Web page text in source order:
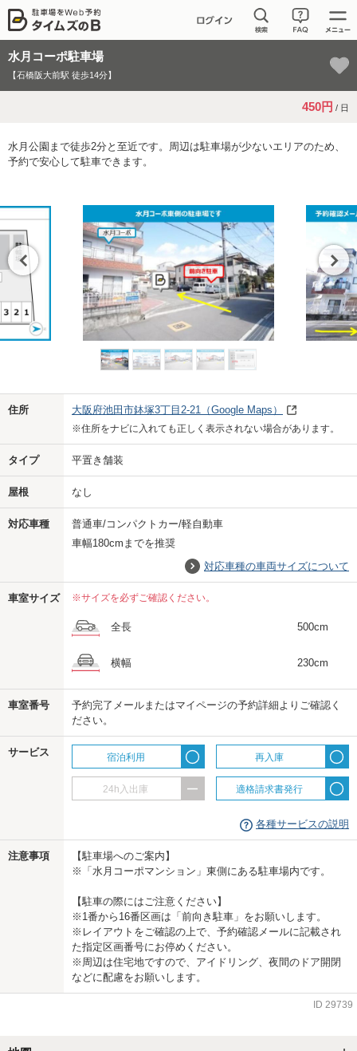
水月コーポ駐車場
【石橋阪大前駅 徒歩14分】
450円 / 日
水月公園まで徒歩2分と至近です。周辺は駐車場が少ないエリアのため、
予約で安心して駐車できます。
Previo
住所 大阪府池田市鉢塚3丁目2-21 （Google Maps）
※住所をナビに入れても正しく表示されない場合があります。
タイプ 平置き舗装
屋根 なし
対応車種
普通車/コンパクトカー/軽自動車
車幅180cmまでを推奨
対応車種の車両サイズについて
車室サイズ ※サイズを必ずご確認ください。
全長 500cm
横幅 230cm
車室番号
予約完了メールまたはマイページの予約詳細よりご確認く
ださい。
サービス 宿泊利用 再入庫
24h入出庫 適格請求書発行
各種サービスの説明
注意事項
【駐車場へのご案内】
※「水月コーポマンション」東側にある駐車場内です。
【駐車の際にはご注意ください】
※1番から16番区画は「前向き駐車」をお願いします。
※レイアウトをご確認の上で、予約確認メールに記載され
た指定区画番号にお停めください。
※周辺は住宅地ですので、アイドリング、夜間のドア開閉
などに配慮をお願いします。
ID 29739